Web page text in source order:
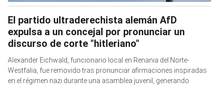
El partido ultraderechista alemán AfD
expulsa a un concejal por pronunciar un
discurso de corte "hitleriano"
Alexander Eichwald, funcionario local en Renania del Norte-
Westfalia, fue removido tras pronunciar afirmaciones inspiradas
en el régimen nazi durante una asamblea juvenil, generando